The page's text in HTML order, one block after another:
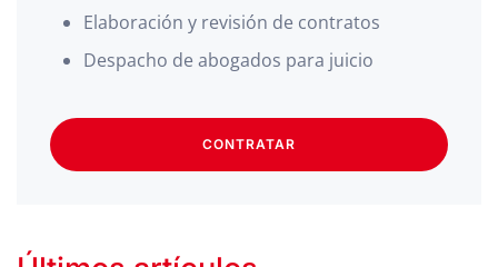
Elaboración y revisión de contratos
Despacho de abogados para juicio
CONTRATAR